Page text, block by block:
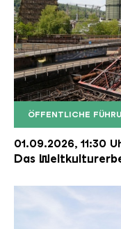
ÖFFENTLICHE
Der
Copyright:
01.09.2026, 11:30
Das